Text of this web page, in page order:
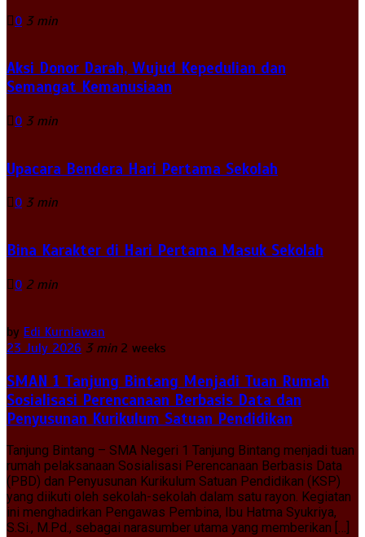
0 3 min
Aksi Donor Darah, Wujud Kepedulian dan
Semangat Kemanusiaan
0 3 min
Upacara Bendera Hari Pertama Sekolah
0 3 min
Bina Karakter di Hari Pertama Masuk Sekolah
0 2 min
by Edi Kurniawan
23 July 2026 3 min 2 weeks
SMAN 1 Tanjung Bintang Menjadi Tuan Rumah
Sosialisasi Perencanaan Berbasis Data dan
Penyusunan Kurikulum Satuan Pendidikan
Tanjung Bintang – SMA Negeri 1 Tanjung Bintang menjadi tuan
rumah pelaksanaan Sosialisasi Perencanaan Berbasis Data
(PBD) dan Penyusunan Kurikulum Satuan Pendidikan (KSP)
yang diikuti oleh sekolah-sekolah dalam satu rayon. Kegiatan
ini menghadirkan Pengawas Pembina, Ibu Hatma Syukriya,
S.Si., M.Pd., sebagai narasumber utama yang memberikan […]